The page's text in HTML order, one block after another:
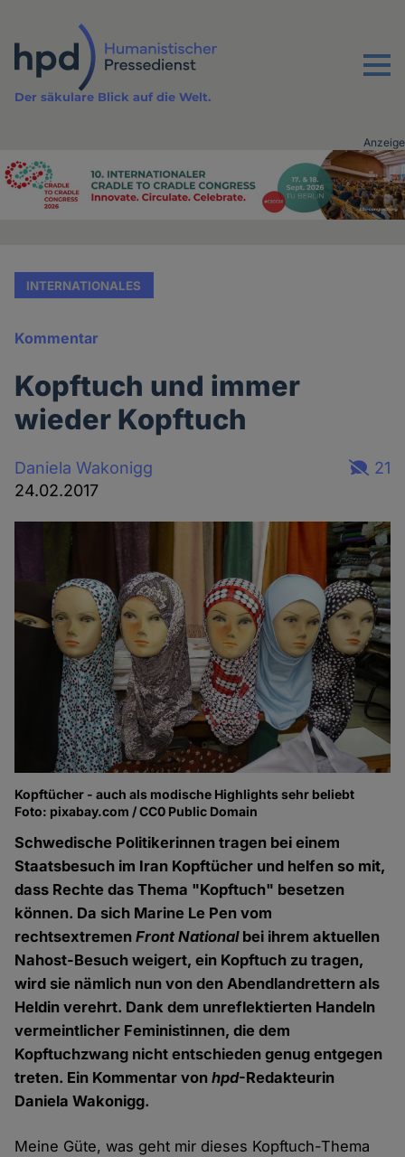
Inhalt
Menu
Der säkulare Blick auf die Welt.
Advertising
Anzeige
INTERNATIONALES
Kommentar
Kopftuch und immer
wieder Kopftuch
Daniela Wakonigg
24.02.2017
21
Kopftücher - auch als modische Highlights sehr beliebt
Foto: pixabay.com / CC0 Public Domain
Schwedische Politikerinnen tragen bei einem
Staatsbesuch im Iran Kopftücher und helfen so mit,
dass Rechte das Thema "Kopftuch" besetzen
können. Da sich Marine Le Pen vom
rechtsextremenFront Nationalbei ihrem aktuellen
Nahost-Besuch weigert, ein Kopftuch zu tragen,
wird sie nämlich nun von den Abendlandrettern als
Heldin verehrt. Dank dem unreflektierten Handeln
vermeintlicher Feministinnen, die dem
Kopftuchzwang nicht entschieden genug entgegen
treten. Ein Kommentar vonhpd-Redakteurin
Daniela Wakonigg.
Meine Güte, was geht mir dieses Kopftuch-Thema